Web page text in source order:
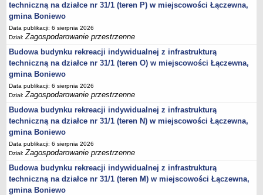
Zakończenie pełnienia funkcji Dyrektora Zespołu Szkół w Boniewie
Objęcie funkcji Dyrektora Zespołu Szkół w Boniewie
Oświadczenia majątkowe za 2024 rok
Prezes SIM KZN KUJAWY
Kierownik Klubu Dziecięcego w Boniewie
KONTROLE
Zewnętrzne
JEDNO OKIENKO
KARTY INFORMACJI O ŚRODOWISKU
WYBORY PREZYDENTA RZECZYPOSPOLITEJ POLSKIEJ 2025
WYBORY DO PARLAMENTU EUROPEJSKIEGO 2024
WYBORY SAMORZĄDOWE 2024
WYBORY DO SEJMU I SENATU - 15 PAŹDZIERNIKA 2023 R.
Wybory uzupełniające do Senatu w dniu 21 lipca 2024 roku
techniczną na działce nr 31/1 (teren P) w miejscowości Łączewna,
gmina Boniewo
Data publikacji: 6 sierpnia 2026
Dział:Zagospodarowanie przestrzenne
Budowa budynku rekreacji indywidualnej z infrastrukturą
techniczną na działce nr 31/1 (teren O) w miejscowości Łączewna,
gmina Boniewo
Data publikacji: 6 sierpnia 2026
Dział:Zagospodarowanie przestrzenne
Budowa budynku rekreacji indywidualnej z infrastrukturą
techniczną na działce nr 31/1 (teren N) w miejscowości Łączewna,
gmina Boniewo
Data publikacji: 6 sierpnia 2026
Dział:Zagospodarowanie przestrzenne
Budowa budynku rekreacji indywidualnej z infrastrukturą
techniczną na działce nr 31/1 (teren M) w miejscowości Łączewna,
gmina Boniewo